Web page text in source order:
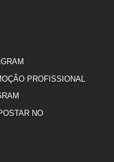
PROFISSIONAL
NO